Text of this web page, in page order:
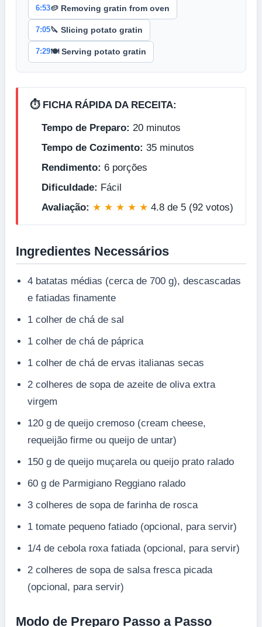
6:53🥔 Removing gratin from oven
7:05🔪 Slicing potato gratin
7:29🍽️ Serving potato gratin
⏱️ FICHA RÁPIDA DA RECEITA:
Tempo de Preparo: 20 minutos
Tempo de Cozimento: 35 minutos
Rendimento: 6 porções
Dificuldade: Fácil
Avaliação: ★ ★ ★ ★ ★ 4.8 de 5 (92 votos)
Ingredientes Necessários
4 batatas médias (cerca de 700 g), descascadas
e fatiadas finamente
1 colher de chá de sal
1 colher de chá de páprica
1 colher de chá de ervas italianas secas
2 colheres de sopa de azeite de oliva extra
virgem
120 g de queijo cremoso (cream cheese,
requeijão firme ou queijo de untar)
150 g de queijo muçarela ou queijo prato ralado
60 g de Parmigiano Reggiano ralado
3 colheres de sopa de farinha de rosca
1 tomate pequeno fatiado (opcional, para servir)
1/4 de cebola roxa fatiada (opcional, para servir)
2 colheres de sopa de salsa fresca picada
(opcional, para servir)
Modo de Preparo Passo a Passo